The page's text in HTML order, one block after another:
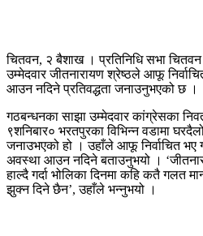
चितवन, २ बैशाख । प्रतिनिधि सभा चितवन
उम्मेदवार जीतनारायण श्रेष्ठले आफू
आउन नदिने प्रतिवद्धता जनाउनुभएको छ ।
गठबन्धनका साझा उम्मेदवार कांग्रेसका
९शनिबार० भरतपुरका विभिन्न वडामा
जनाउभएको हो । उहाँले आफू निर्वाचित भए
अवस्था आउन नदिने बताउनुभयो ।
हाल्दै गर्दा भोलिका दिनमा कहि कतै गलत
झुक्न दिने छैन’, उहाँले भन्नुभयो ।